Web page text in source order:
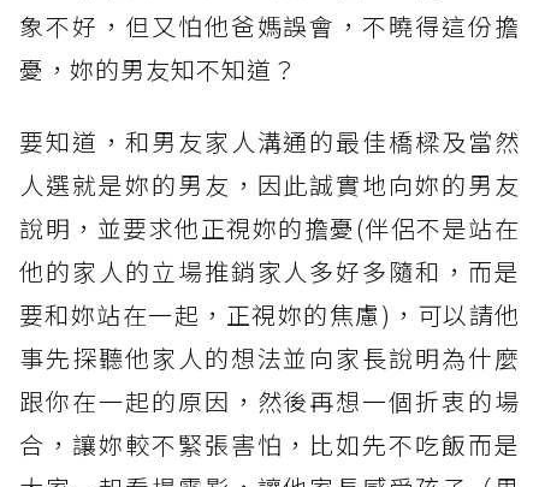
象不好，但又怕他爸媽誤會，不曉得這份擔
憂，妳的男友知不知道？
要知道，和男友家人溝通的最佳橋樑及當然
人選就是妳的男友，因此誠實地向妳的男友
說明，並要求他正視妳的擔憂(伴侶不是站在
他的家人的立場推銷家人多好多隨和，而是
要和妳站在一起，正視妳的焦慮)，可以請他
事先探聽他家人的想法並向家長說明為什麼
跟你在一起的原因，然後再想一個折衷的場
合，讓妳較不緊張害怕，比如先不吃飯而是